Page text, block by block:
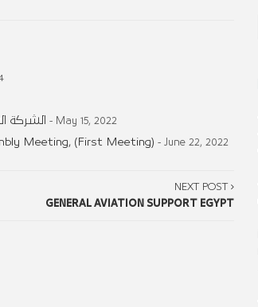
الشركة - May 15, 2022
Meeting, (First Meeting) - June 22, 2022
NEXT POST
GENERAL AVIATION SUPPORT EGYPT